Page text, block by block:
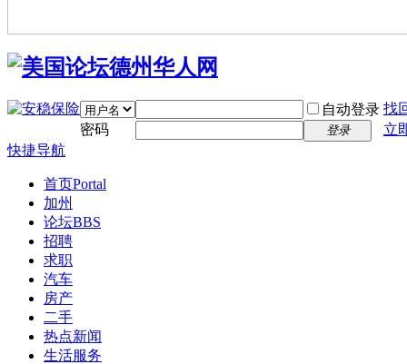
自动登录 找
密码
登录
立
快捷导航
首页Portal
加州
论坛BBS
招聘
求职
汽车
房产
二手
热点新闻
生活服务